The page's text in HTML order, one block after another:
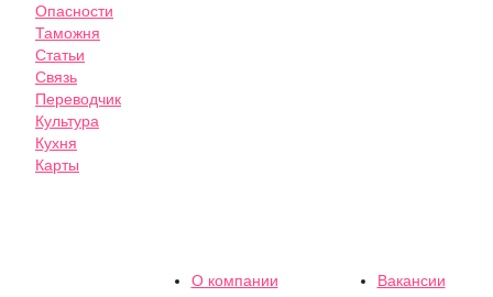
Опасности
Таможня
Статьи
Связь
Переводчик
Культура
Кухня
Карты
О компании Вакансии